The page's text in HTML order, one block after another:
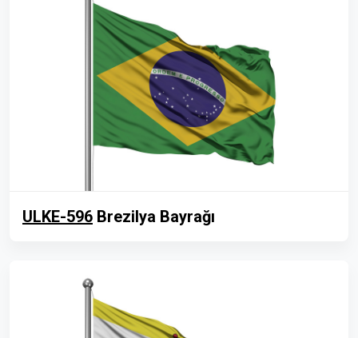
ULKE-596 Brezilya Bayrağı